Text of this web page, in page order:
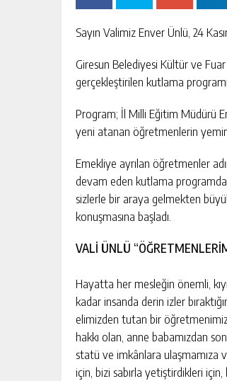
Sayın Valimiz Enver Ünlü, 24
Giresun Belediyesi Kültür ve
gerçekleştirilen kutlama
Program; İl Milli Eğitim Müdürü
yeni atanan öğretmenlerin
Emekliye ayrılan öğretmenler
devam eden kutlama programda
sizlerle bir araya gelmekten
konuşmasına başladı.
VALİ ÜNLÜ
Hayatta her mesleğin önemli,
kadar insanda derin izler
elimizden tutan bir
hakkı olan, anne babamızdan
statü ve imkânlara ulaşmamıza
için, bizi sabırla yetiştirdikleri